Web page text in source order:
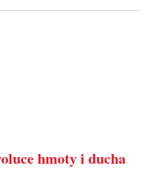
hmoty i ducha